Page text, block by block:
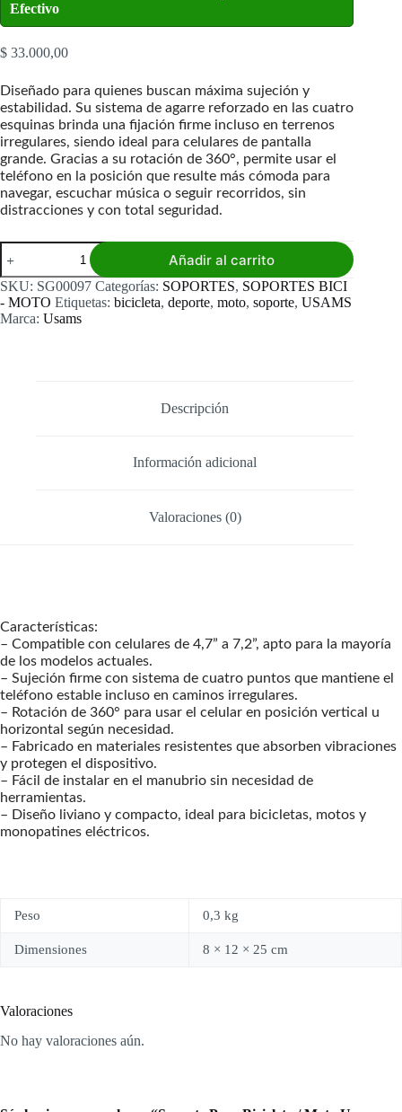
Efectivo
$ 33.000,00
Diseñado para quienes buscan máxima sujeción y
estabilidad. Su sistema de agarre reforzado en las cuatro
esquinas brinda una fijación firme incluso en terrenos
irregulares, siendo ideal para celulares de pantalla
grande. Gracias a su rotación de 360°, permite usar el
teléfono en la posición que resulte más cómoda para
navegar, escuchar música o seguir recorridos, sin
distracciones y con total seguridad.
Soporte
Para
Bicicleta
/
Moto
Usams
Añadir al carrito
SKU: SG00097 Categorías: SOPORTES, SOPORTES BICI
- MOTO Etiquetas: bicicleta, deporte, moto, soporte, USAMS
Marca: Usams
Descripción
Información adicional
Valoraciones (0)
Características:
– Compatible con celulares de 4,7” a 7,2”, apto para la mayoría
de los modelos actuales.
– Sujeción firme con sistema de cuatro puntos que mantiene el
teléfono estable incluso en caminos irregulares.
– Rotación de 360° para usar el celular en posición vertical u
horizontal según necesidad.
– Fabricado en materiales resistentes que absorben vibraciones
y protegen el dispositivo.
– Fácil de instalar en el manubrio sin necesidad de
herramientas.
– Diseño liviano y compacto, ideal para bicicletas, motos y
monopatines eléctricos.
Peso 0,3 kg
Dimensiones 8 × 12 × 25 cm
Valoraciones
No hay valoraciones aún.